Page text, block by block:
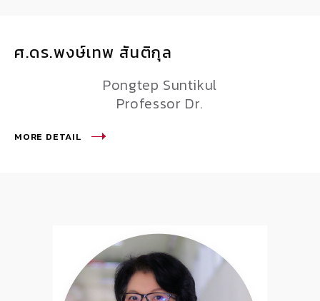
ศ.ดร.พงษ์เทพ สันติกุล
Pongtep Suntikul
Professor Dr.
MORE DETAIL